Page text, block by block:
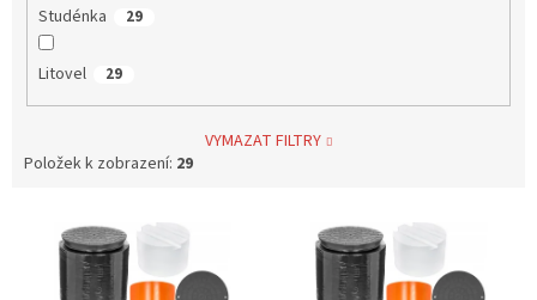
Studénka 29
Litovel 29
VYMAZAT FILTRY
Položek k zobrazení: 29